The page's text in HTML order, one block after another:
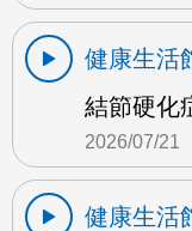
健康生活
結節硬化
2026/07/21
健康生活